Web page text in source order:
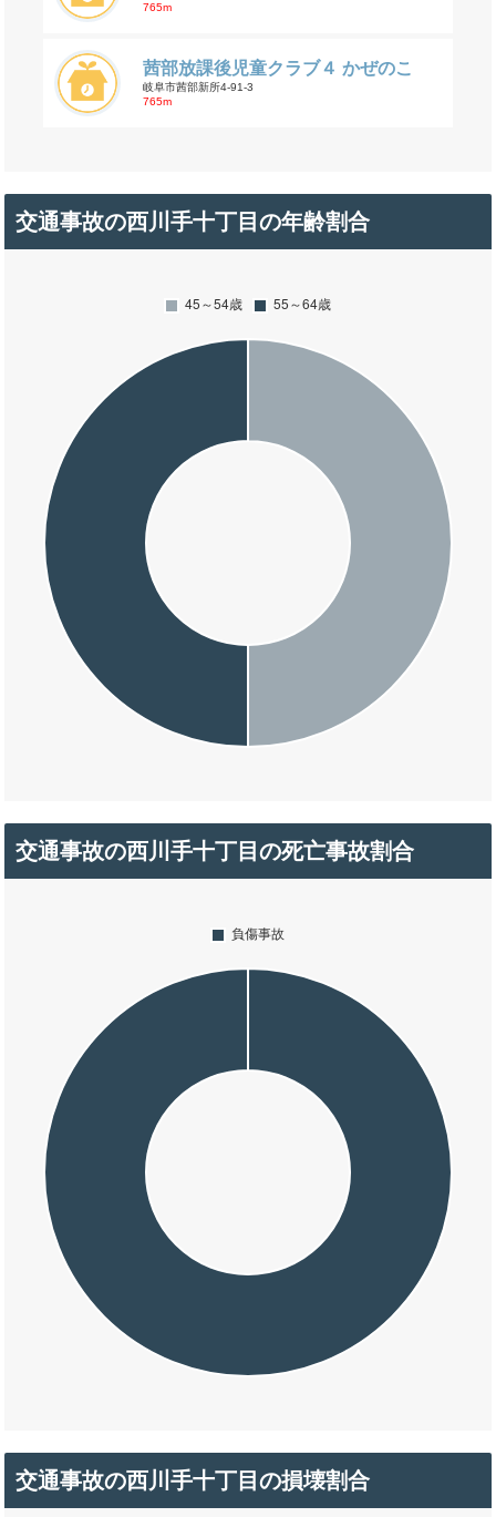
765m
茜部放課後児童クラブ４ かぜのこ
岐阜市茜部新所4-91-3
765m
交通事故の西川手十丁目の年齢割合
交通事故の西川手十丁目の死亡事故割合
交通事故の西川手十丁目の損壊割合